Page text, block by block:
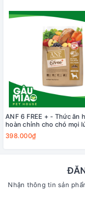
ANF 6 FREE + - Thức ăn
hoàn chỉnh cho chó mọi
vị Vịt và Cá hồi 1.6kg
398.000₫
Nhận thông tin sản